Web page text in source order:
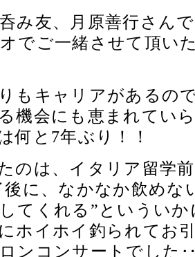
み友、月原善行さん
でご一緒させて頂い
もキャリアがあるの
機会にも恵まれてい
何と7年ぶり！！
のは、イタリア留学
後に、なかなか飲めな
てくれる”というい
ホイホイ釣られてお
ンコンサートでした